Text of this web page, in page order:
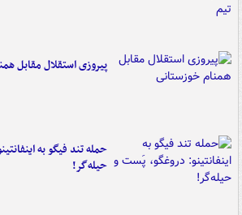
پیروزی استقلال مقابل
حمله تند فیگو به
حیله‌گر!